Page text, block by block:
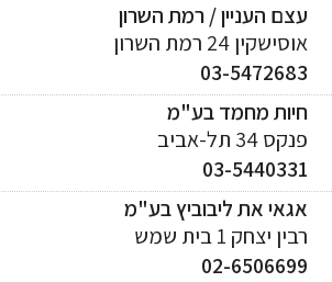
העניין / רמת השרון
24 רמת השרון
03-
מחמד בע"מ
34 תל-אביב
03-
את ליבוביץ בע"מ
יצחק 1 בית שמש
02-